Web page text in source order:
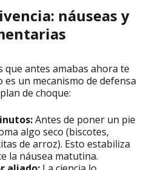
náuseas y
que antes amabas ahora te
un mecanismo de defensa
de choque:
Antes de poner un pie
algo seco (biscotes,
de arroz). Esto estabiliza
la náusea matutina.